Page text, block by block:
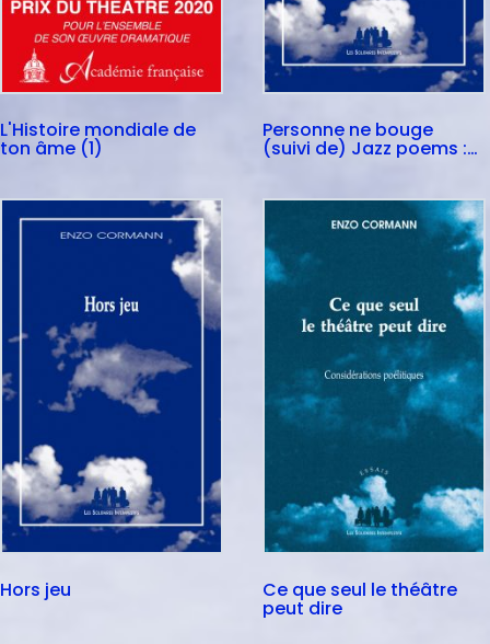
L'Histoire mondiale de
ton âme (1)
Personne ne bouge
(suivi de) Jazz poems :
Hors jeu Ce que seul le théâtre
peut dire